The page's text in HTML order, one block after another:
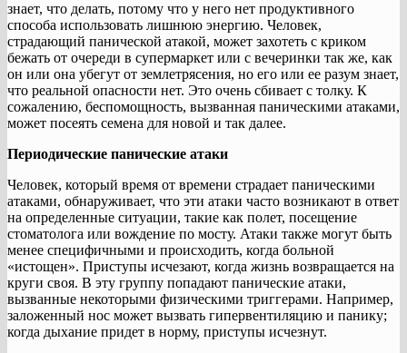
знает, что делать, потому что у него нет продуктивного
способа использовать лишнюю энергию. Человек,
страдающий панической атакой, может захотеть с криком
бежать от очереди в супермаркет или с вечеринки так же, как
он или она убегут от землетрясения, но его или ее разум знает,
что реальной опасности нет. Это очень сбивает с толку. К
сожалению, беспомощность, вызванная паническими атаками,
может посеять семена для новой и так далее.
Периодические панические атаки
Человек, который время от времени страдает паническими
атаками, обнаруживает, что эти атаки часто возникают в ответ
на определенные ситуации, такие как полет, посещение
стоматолога или вождение по мосту. Атаки также могут быть
менее специфичными и происходить, когда больной
«истощен». Приступы исчезают, когда жизнь возвращается на
круги своя. В эту группу попадают панические атаки,
вызванные некоторыми физическими триггерами. Например,
заложенный нос может вызвать гипервентиляцию и панику;
когда дыхание придет в норму, приступы исчезнут.